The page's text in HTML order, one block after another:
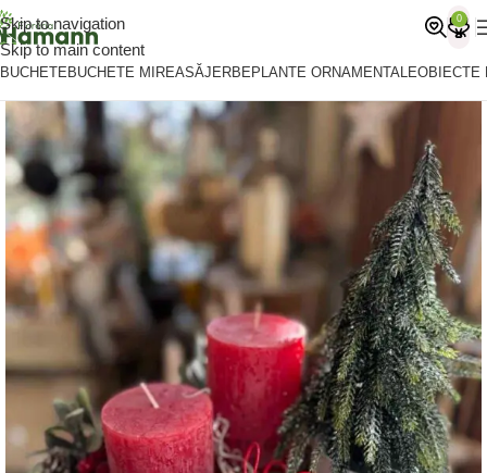
Skip to navigation
Skip to main content
0
BUCHETE BUCHETE MIREASĂJERBE PLANTE ORNAMENTALEOBIECTE